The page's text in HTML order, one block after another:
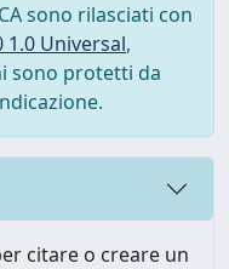
sono rilasciati con
1.0 Universal,
sono protetti da
citare o creare un